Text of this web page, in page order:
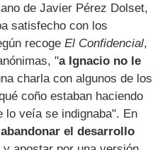
de Javier Pérez Dolset,
satisfecho con los
recogeEl Confidencial,
"a Ignacio no le
charla con algunos de los
coño estaban haciendo
lo veía se indignaba". En
el desarrollo